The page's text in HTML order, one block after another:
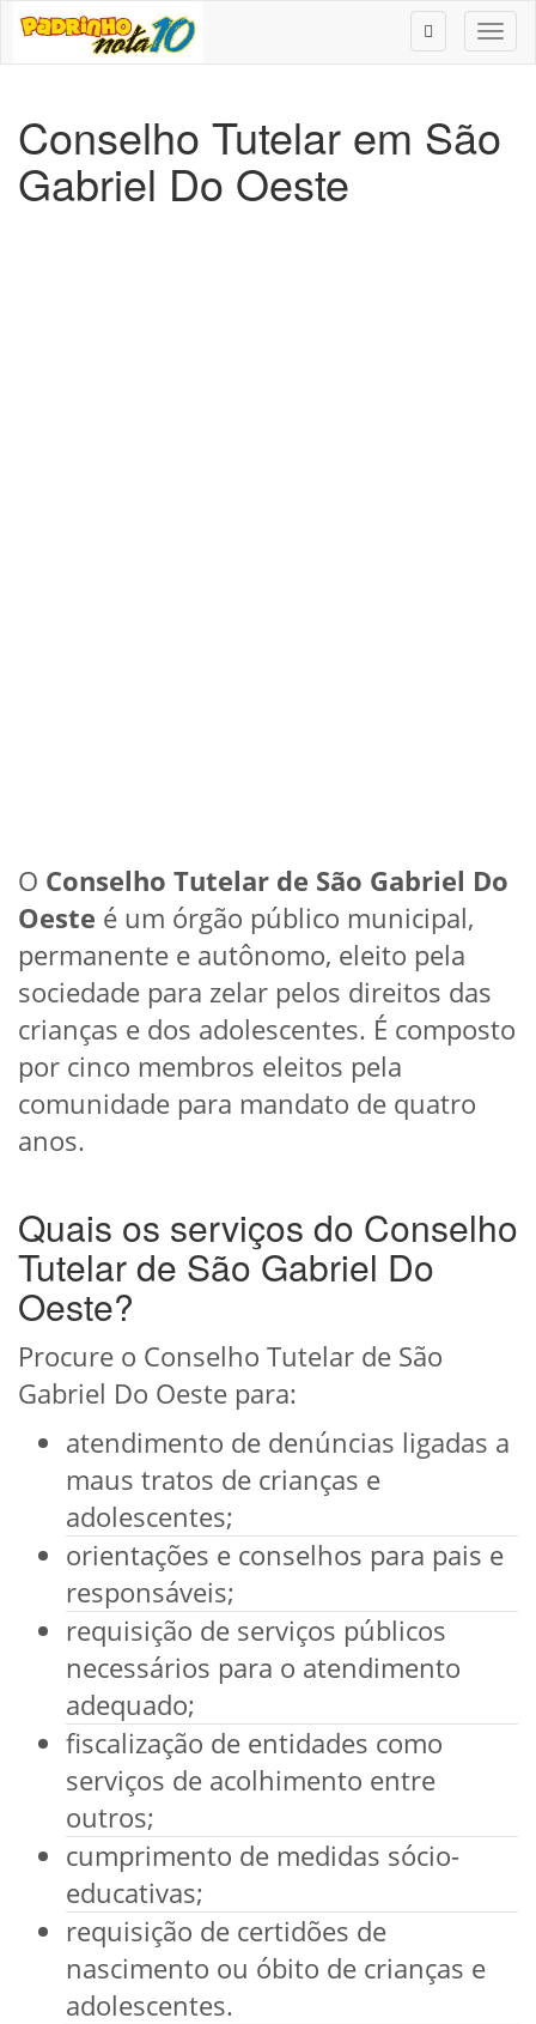
Conselho Tutelar em São
Gabriel Do Oeste
O Conselho Tutelar de São Gabriel Do
Oeste é um órgão público municipal,
permanente e autônomo, eleito pela
sociedade para zelar pelos direitos das
crianças e dos adolescentes. É composto
por cinco membros eleitos pela
comunidade para mandato de quatro
anos.
Quais os serviços do Conselho
Tutelar de São Gabriel Do
Oeste?
Procure o Conselho Tutelar de São
Gabriel Do Oeste para:
atendimento de denúncias ligadas a
maus tratos de crianças e
adolescentes;
orientações e conselhos para pais e
responsáveis;
requisição de serviços públicos
necessários para o atendimento
adequado;
fiscalização de entidades como
serviços de acolhimento entre
outros;
cumprimento de medidas sócio-
educativas;
requisição de certidões de
nascimento ou óbito de crianças e
adolescentes.